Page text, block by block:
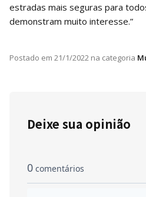
estradas mais seguras para
demonstram muito interesse.”
Postado em 21/1/2022 na categoria
Deixe sua opinião